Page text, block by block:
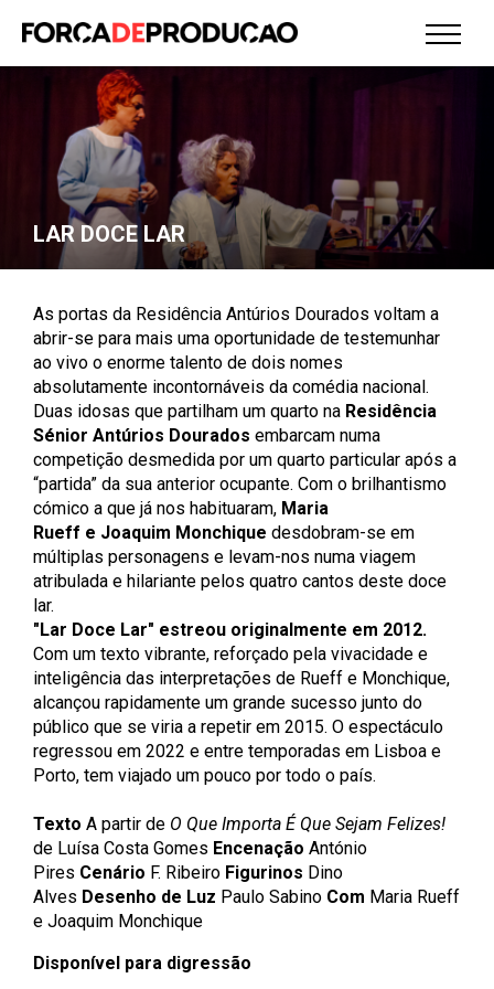
LAR DOCE LAR
As portas da Residência Antúrios Dourados voltam a
abrir-se para mais uma oportunidade de testemunhar
ao vivo o enorme talento de dois nomes
absolutamente incontornáveis da comédia nacional.
Duas idosas que partilham um quarto na Residência
Sénior Antúrios Dourados embarcam numa
competição desmedida por um quarto particular após a
“partida” da sua anterior ocupante. Com o brilhantismo
cómico a que já nos habituaram, Maria
Rueff e Joaquim Monchique desdobram-se em
múltiplas personagens e levam-nos numa viagem
atribulada e hilariante pelos quatro cantos deste doce
lar.
"Lar Doce Lar" estreou originalmente em 2012.
Com um texto vibrante, reforçado pela vivacidade e
inteligência das interpretações de Rueff e Monchique,
alcançou rapidamente um grande sucesso junto do
público que se viria a repetir em 2015. O espectáculo
regressou em 2022 e entre temporadas em Lisboa e
Porto, tem viajado um pouco por todo o país.
Texto A partir de O Que Importa É Que Sejam Felizes!
de Luísa Costa Gomes Encenação António
Pires Cenário F. Ribeiro Figurinos Dino
Alves Desenho de Luz Paulo Sabino Com Maria Rueff
e Joaquim Monchique
Disponível para digressão